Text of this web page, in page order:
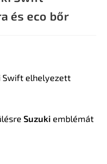
és eco bőr
Swift elhelyezett
Suzuki emblémát